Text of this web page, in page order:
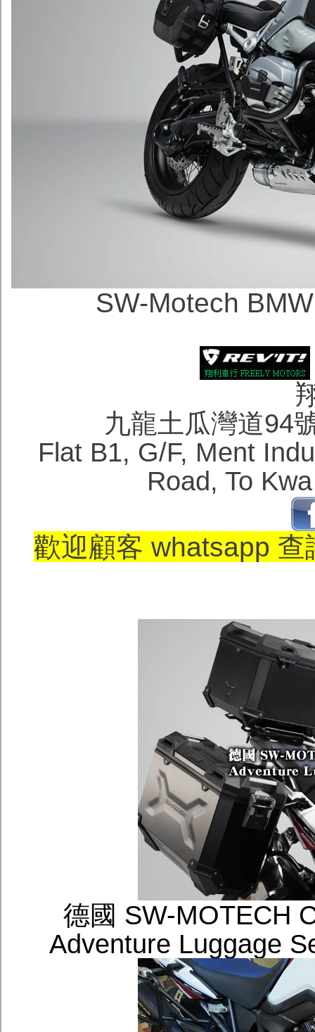
SW-Motech
九龍土瓜灣道94
Flat B1, G/F, Ment
Road, To
歡迎顧客 whatsapp
德國 SW-MOTECH
Adventure Luggage